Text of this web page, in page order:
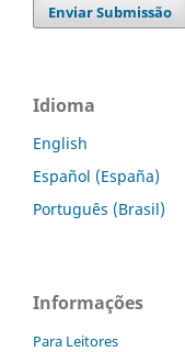
Enviar Submissão
Idioma
English
Español (España)
Português (Brasil)
Informações
Para Leitores